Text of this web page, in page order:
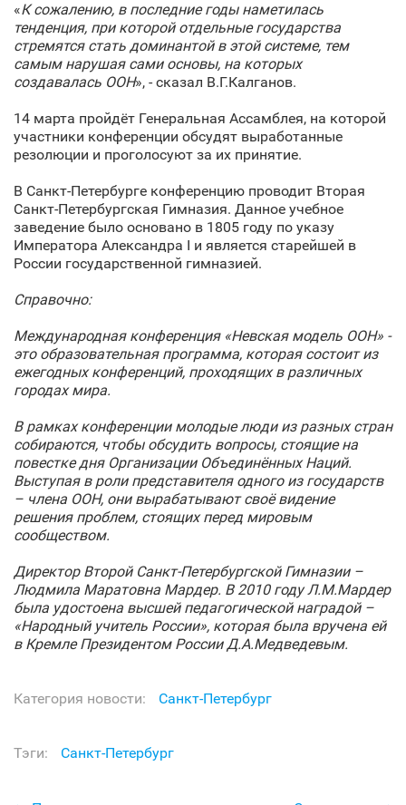
«К сожалению, в последние годы наметилась
тенденция, при которой отдельные государства
стремятся стать доминантой в этой системе, тем
самым нарушая сами основы, на которых
создавалась ООН», - сказал В.Г.Калганов.
14 марта пройдёт Генеральная Ассамблея, на которой
участники конференции обсудят выработанные
резолюции и проголосуют за их принятие.
В Санкт‑Петербурге конференцию проводит Вторая
Санкт‑Петербургская Гимназия. Данное учебное
заведение было основано в 1805 году по указу
Императора Александра I и является старейшей в
России государственной гимназией.
Справочно:
Международная конференция «Невская модель ООН» -
это образовательная программа, которая состоит из
ежегодных конференций, проходящих в различных
городах мира.
В рамках конференции молодые люди из разных стран
собираются, чтобы обсудить вопросы, стоящие на
повестке дня Организации Объединённых Наций.
Выступая в роли представителя одного из государств
– члена ООН, они вырабатывают своё видение
решения проблем, стоящих перед мировым
сообществом.
Директор Второй Санкт‑Петербургской Гимназии –
Людмила Маратовна Мардер. В 2010 году Л.М.Мардер
была удостоена высшей педагогической наградой –
«Народный учитель России», которая была вручена ей
в Кремле Президентом России Д.А.Медведевым.
Категория новости: Санкт‑Петербург
Тэги: Санкт‑Петербург